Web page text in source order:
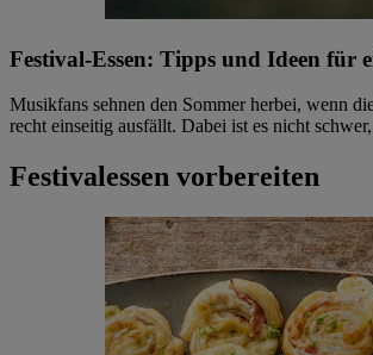
Festival-Essen: Tipps und Ideen für
Musikfans sehnen den Sommer herbei, wenn
recht einseitig ausfällt. Dabei ist es nicht
Festivalessen vorbereiten